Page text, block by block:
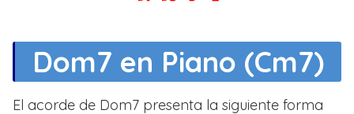
Dom7 en Piano (Cm7)
El acorde de Dom7 presenta la siguiente forma